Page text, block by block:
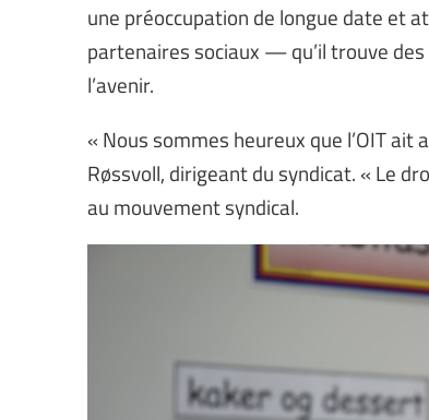
une préoccupation de longue date et
partenaires sociaux — qu’il trouve
l’avenir.
« Nous sommes heureux que l’OIT ait
Røssvoll, dirigeant du syndicat. « Le
au mouvement syndical.